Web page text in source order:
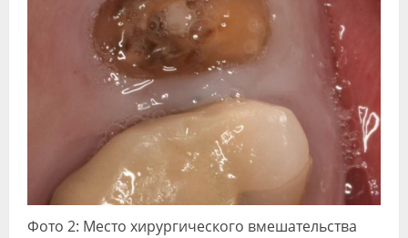
Фото 2: Место хирургического вмешательства